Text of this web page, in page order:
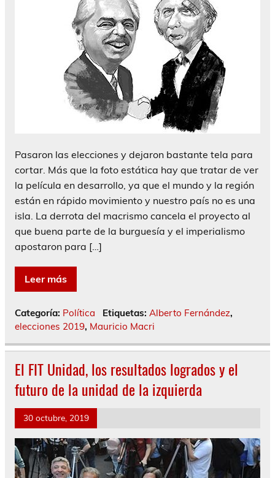
Pasaron las elecciones y dejaron bastante tela para
cortar. Más que la foto estática hay que tratar de ver
la película en desarrollo, ya que el mundo y la región
están en rápido movimiento y nuestro país no es una
isla. La derrota del macrismo cancela el proyecto al
que buena parte de la burguesía y el imperialismo
apostaron para […]
Leer más
Categoría: Política Etiquetas: Alberto Fernández,
elecciones 2019, Mauricio Macri
El FIT Unidad, los resultados logrados y el
futuro de la unidad de la izquierda
30 octubre, 2019